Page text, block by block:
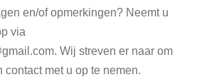
en/of opmerkingen? Neemt u
via
. Wij streven er naar om
contact met u op te nemen.